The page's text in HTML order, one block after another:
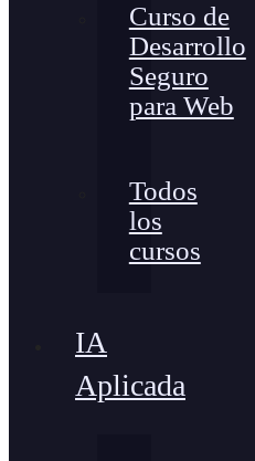
Curso de
Desarrollo
Seguro
para Web
Todos
los
cursos
IA
Aplicada